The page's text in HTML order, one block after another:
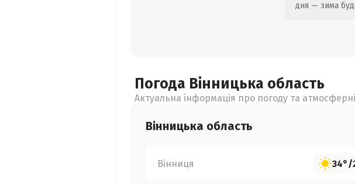
дня — зима
Погода Вінницька область
Актуальна інформація про погоду та
Вінницька область
Вінниця 34°/